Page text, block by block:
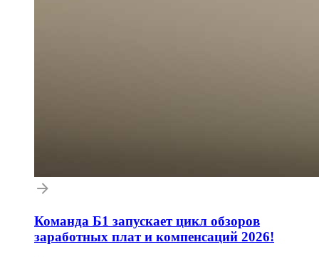
Команда Б1 запускает цикл обзоров
заработных плат и компенсаций 2026!